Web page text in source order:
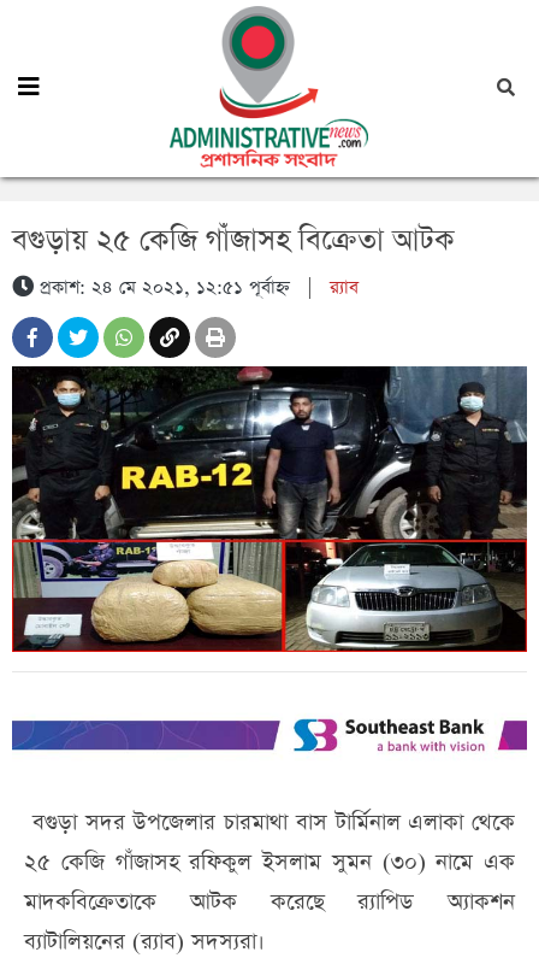
বগুড়ায় ২৫ কেজি গাঁজাসহ বিক্রেতা আটক
প্রকাশ: ২৪ মে ২০২১, ১২:৫১ পূর্বাহ্ন|র‍্যাব
বগুড়া সদর উপজেলার চারমাথা বাস টার্মিনাল এলাকা থেকে
২৫ কেজি গাঁজাসহ রফিকুল ইসলাম সুমন (৩০) নামে এক
মাদকবিক্রেতাকে আটক করেছে র‌্যাপিড অ্যাকশন
ব্যাটালিয়নের (র‌্যাব) সদস্যরা।